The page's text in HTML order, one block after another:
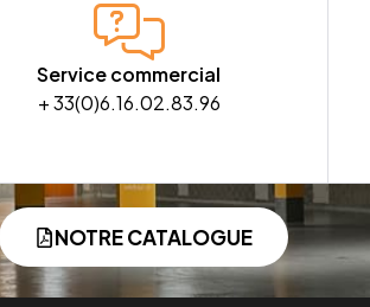
Service commercial
+ 33(0)6.16.02.83.96
NOTRE CATALOGUE